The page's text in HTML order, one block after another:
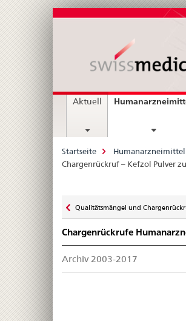
Hauptnavigation
Aktuell
Breadcrumb
Startseite Humanarzneimittel
Chargenrückruf – Kefzol Pulver
zu
Qualitätsmängel und
Chargenrückrufe
Archiv 2003-2017